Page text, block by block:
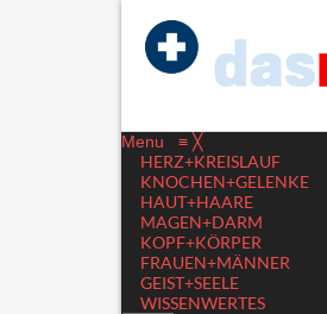
Menu ≡ ╳
HERZ+KREISLAUF
KNOCHEN+GELENKE
HAUT+HAARE
MAGEN+DARM
KOPF+KÖRPER
FRAUEN+MÄNNER
GEIST+SEELE
WISSENWERTES